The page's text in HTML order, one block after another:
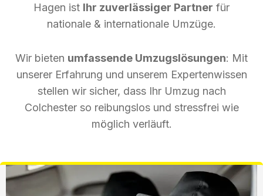
Hagen ist Ihr zuverlässiger Partner für
nationale & internationale Umzüge.
Wir bieten umfassende Umzugslösungen: Mit
unserer Erfahrung und unserem Expertenwissen
stellen wir sicher, dass Ihr Umzug nach
Colchester so reibungslos und stressfrei wie
möglich verläuft.